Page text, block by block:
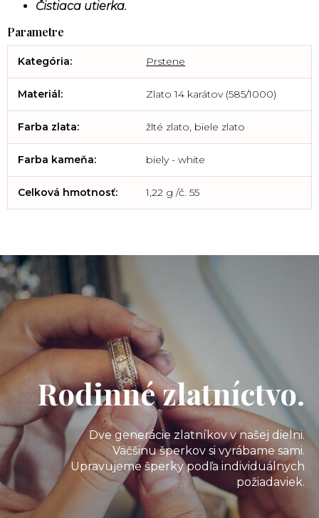
Čistiaca utierka.
Kategória: Prstene
Materiál: Zlato 14 karátov (585/1000)
Farba zlata: žlté zlato, biele zlato
Farba kameňa: biely - white
Celková hmotnosť: 1,22 g /č. 55
Rodinné zlatníctvo.
Dve generácie zlatníkov v našej dielni.
Väčšinu šperkov si vyrábame sami.
Upravujeme šperky podľa individuálnych
požiadaviek.